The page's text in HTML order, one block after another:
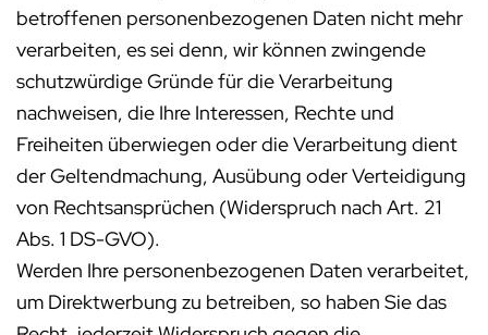
betroffenen personenbezogenen Daten nicht mehr
verarbeiten, es sei denn, wir können zwingende
schutzwürdige Gründe für die Verarbeitung
nachweisen, die Ihre Interessen, Rechte und
Freiheiten überwiegen oder die Verarbeitung dient
der Geltendmachung, Ausübung oder Verteidigung
von Rechtsansprüchen (Widerspruch nach Art. 21
Abs. 1 DS-GVO).
Werden Ihre personenbezogenen Daten verarbeitet,
um Direktwerbung zu betreiben, so haben Sie das